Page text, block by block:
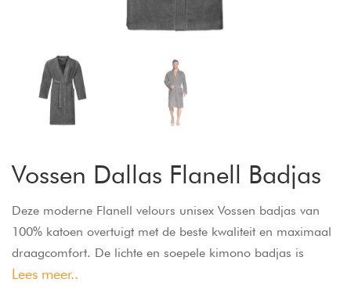
Vossen Dallas Flanell Badjas
Deze moderne Flanell velours unisex Vossen badjas van
100% katoen overtuigt met de beste kwaliteit en maximaal
draagcomfort. De lichte en soepele kimono badjas is
unisex. De exclusieve snit en de iets kortere lengte maken
Lees meer..